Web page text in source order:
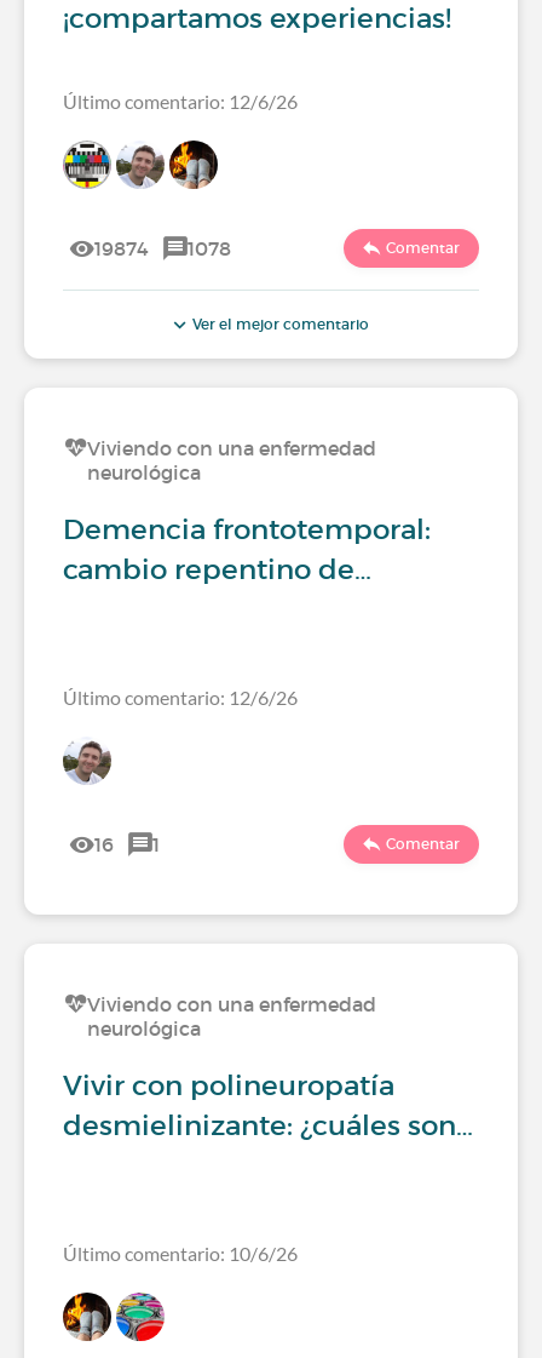
¡compartamos experiencias!
Último comentario: 12/6/26
19874 1078 Comentar
Ver el mejor comentario
Viviendo con una enfermedad
neurológica
Demencia frontotemporal:
cambio repentino de…
Último comentario: 12/6/26
16 1 Comentar
Viviendo con una enfermedad
neurológica
Vivir con polineuropatía
desmielinizante: ¿cuáles son…
Último comentario: 10/6/26